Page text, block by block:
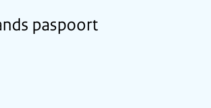
paspoort